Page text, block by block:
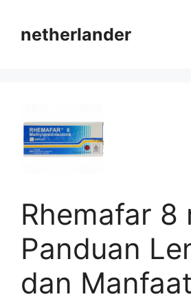
contentnetherlander
Rhemafar 8
Panduan
dan